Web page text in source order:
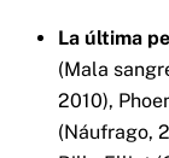
La última
(Mala
2010),
(Náufrago,